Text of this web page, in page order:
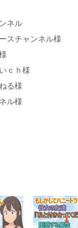
ネル
スチャンネル様
ｃｈ様
る様
ル様